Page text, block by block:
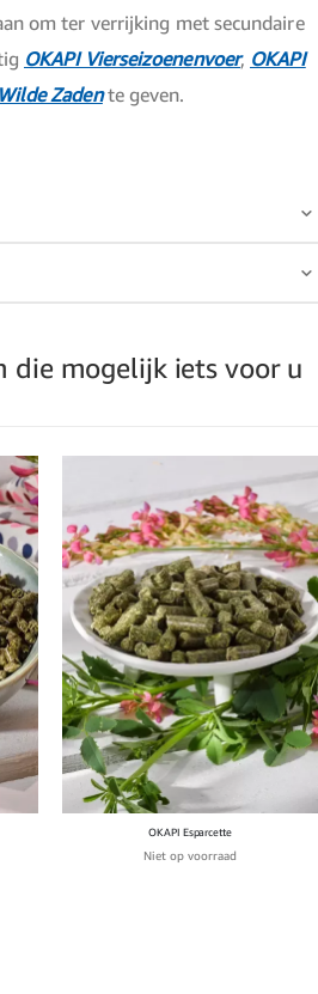
om ter verrijking met secundaire
OKAPI Vierseizoenenvoer, OKAPI
Zadente geven.
die mogelijk iets voor u
OKAPI Esparcette
Niet op voorraad